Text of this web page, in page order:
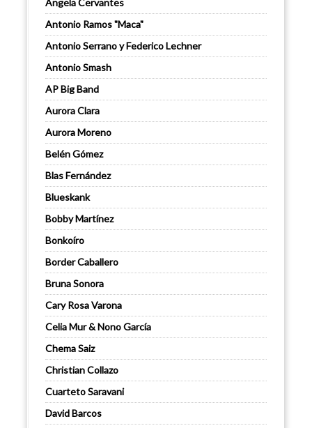
Ángela Cervantes
Antonio Ramos "Maca"
Antonio Serrano y Federico Lechner
Antonio Smash
AP Big Band
Aurora Clara
Aurora Moreno
Belén Gómez
Blas Fernández
Blueskank
Bobby Martínez
Bonkoíro
Border Caballero
Bruna Sonora
Cary Rosa Varona
Celia Mur & Nono García
Chema Saiz
Christian Collazo
Cuarteto Saravani
David Barcos